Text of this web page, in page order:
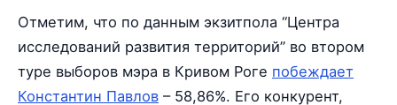
Отметим, что по данным экзитпола “Центра
исследований развития территорий” во втором
туре выборов мэра в Кривом Роге побеждает
Константин Павлов – 58,86%. Его конкурент,